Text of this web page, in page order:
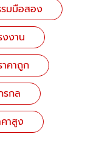
มมือสอง
งงาน
คาถูก
รกล
าสูง